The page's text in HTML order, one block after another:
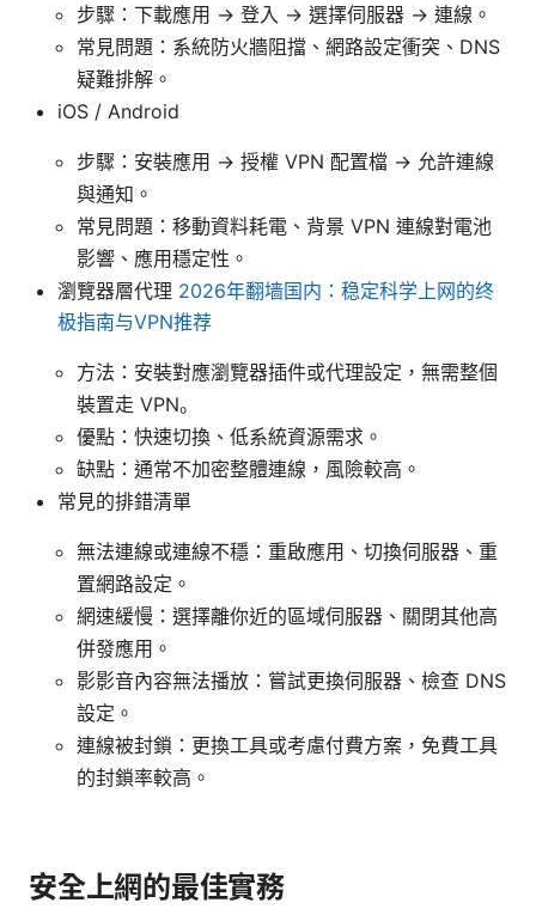
步驟：下載應用 -> 登入 -> 選擇伺服器 -> 連線。
常見問題：系統防火牆阻擋、網路設定衝突、DNS
疑難排解。
iOS / Android
步驟：安裝應用 -> 授權 VPN 配置檔 -> 允許連線
與通知。
常見問題：移動資料耗電、背景 VPN 連線對電池
影響、應用穩定性。
瀏覽器層代理 2026年翻墙国内：稳定科学上网的终
极指南与VPN推荐
方法：安裝對應瀏覽器插件或代理設定，無需整個
裝置走 VPN。
優點：快速切換、低系統資源需求。
缺點：通常不加密整體連線，風險較高。
常見的排錯清單
無法連線或連線不穩：重啟應用、切換伺服器、重
置網路設定。
網速緩慢：選擇離你近的區域伺服器、關閉其他高
併發應用。
影影音內容無法播放：嘗試更換伺服器、檢查 DNS
設定。
連線被封鎖：更換工具或考慮付費方案，免費工具
的封鎖率較高。
安全上網的最佳實務